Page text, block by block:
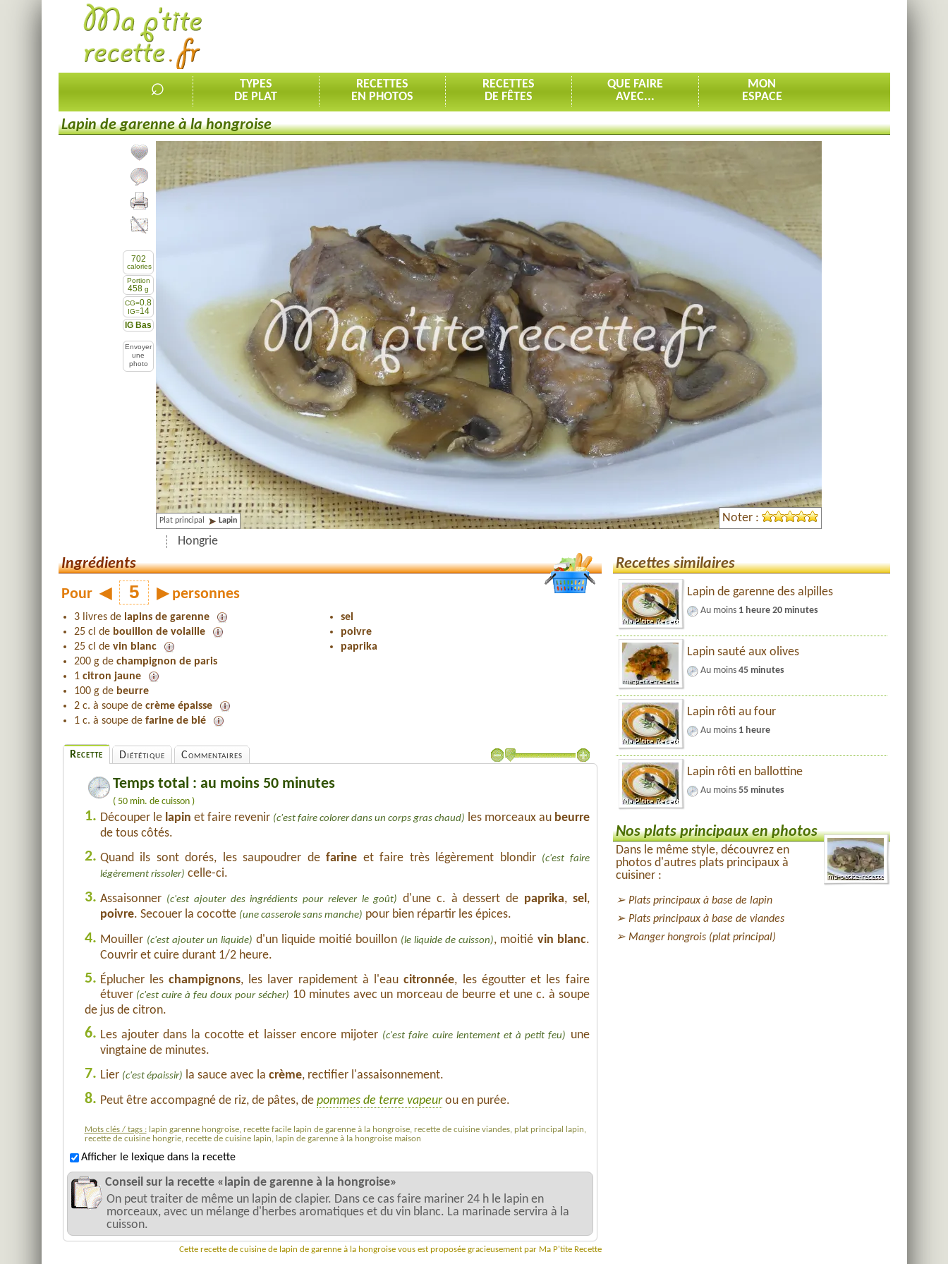
⌕
TYPES
DE PLAT
RECETTES
EN PHOTOS
RECETTES
DE FÊTES
QUE FAIRE
AVEC...
MON
ESPACE
Lapin de garenne à la hongroise
Ajouter la recette à mes favorites
Commenter, noter la recette
702
calories
Portion
458 g
CG=0.8
IG=14
IG Bas
Envoyer
une
photo
Plat principal Lapin
Hongrie
Noter :
Ingrédients
Pour ◀ ▶ personnes
3 livres de lapins de garenne
25 cl de bouillon de volaille
25 cl de vin blanc
200 g de champignon de paris
1 citron jaune
100 g de beurre
2 c. à soupe de crème épaisse
1 c. à soupe de farine de blé
sel
poivre
paprika
Recette Diététique Commentaires
Temps total : au moins 50 minutes
( 50 min. de cuisson )
1. Découper le lapin et faire revenir (c'est faire colorer dans un corps gras chaud) les morceaux au beurre
de tous côtés.
2. Quand ils sont dorés, les saupoudrer defarine et faire très légèrement blondir (c'est faire
légèrement rissoler) celle-ci.
3. Assaisonner (c'est ajouter des ingrédients pour relever le goût) d'une c. à dessert de paprika, sel,
poivre. Secouer la cocotte (une casserole sans manche) pour bien répartir les épices.
4. Mouiller (c'est ajouter un liquide) d'un liquide moitié bouillon (le liquide de cuisson), moitié vin blanc.
Couvrir et cuire durant 1/2 heure.
5. Éplucher les champignons, les laver rapidement à l'eaucitronnée, les égoutter et les faire
étuver (c'est cuire à feu doux pour sécher) 10 minutes avec un morceau de beurre et une c. à soupe
de jus de citron.
6. Les ajouter dans la cocotte et laisser encore mijoter (c'est faire cuire lentement et à petit feu) une
vingtaine de minutes.
7. Lier (c'est épaissir) la sauce avec la crème, rectifier l'assaisonnement.
8. Peut être accompagné de riz, de pâtes, de pommes de terre vapeurou en purée.
Mots clés / tags : lapin garenne hongroise, recette facile lapin de garenne à la hongroise, recette de cuisine viandes, plat principal lapin,
recette de cuisine hongrie, recette de cuisine lapin, lapin de garenne à la hongroise maison
Afficher le lexique dans la recette
Conseil sur la recette «lapin de garenne à la hongroise»
On peut traiter de même un lapin de clapier. Dans ce cas faire mariner 24 h le lapin en
morceaux, avec un mélange d'herbes aromatiques et du vin blanc. La marinade servira à la
cuisson.
Cette recette de cuisine de lapin de garenne à la hongroise vous est proposée gracieusement par Ma P'tite Recette
Recettes similaires
Lapin de garenne des alpilles
Au moins 1 heure 20 minutes
Lapin sauté aux olives
Au moins 45 minutes
Lapin rôti au four
Au moins 1 heure
Lapin rôti en ballottine
Au moins 55 minutes
Nos plats principaux en photos
Dans le même style, découvrez en
photos d'autres plats principaux à
cuisiner :
Plats principaux à base de lapin
Plats principaux à base de viandes
Manger hongrois (plat principal)